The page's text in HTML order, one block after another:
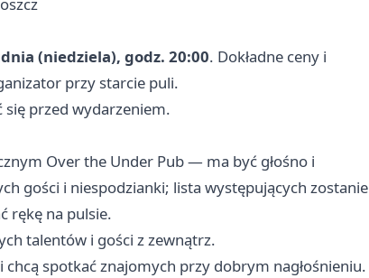
(niedziela), godz. 20:00. Dokładne ceny i
przy starcie puli.
przed wydarzeniem.
Over the Under Pub — ma być głośno i
gości i niespodzianki; lista występujących zostanie
rękę na pulsie.
talentów i gości z zewnątrz.
spotkać znajomych przy dobrym nagłośnieniu.